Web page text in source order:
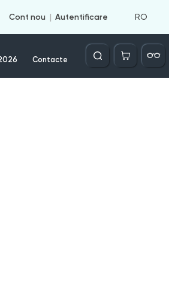
Cont nou Autentificare RO
Contacte
Căutare